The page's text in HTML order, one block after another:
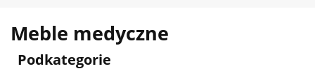
Meble medyczne
Podkategorie